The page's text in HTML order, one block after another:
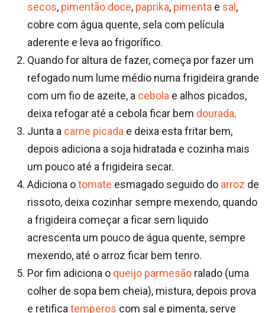
secos, pimentão doce, paprika, pimenta e sal ,
cobre com água quente, sela com película
aderente e leva ao frigorífico.
Quando for altura de fazer, começa por fazer um
refogado num lume médio numa frigideira grande
com um fio de azeite, a cebola e alhos picados,
deixa refogar até a cebola ficar bem dourada.
Junta a carne picada e deixa esta fritar bem,
depois adiciona a soja hidratada e cozinha mais
um pouco até a frigideira secar.
Adiciona otomate esmagado seguido do arroz de
rissoto, deixa cozinhar sempre mexendo, quando
a frigideira começar a ficar sem liquido
acrescenta um pouco de água quente, sempre
mexendo, até o arroz ficar bem tenro.
Por fim adiciona o queijo parmesão ralado (uma
colher de sopa bem cheia), mistura, depois prova
e retificatemperos com sal e pimenta, serve